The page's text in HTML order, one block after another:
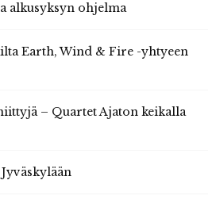
alkusyksyn ohjelma
Earth, Wind & Fire -yhtyeen
– Quartet Ajaton keikalla